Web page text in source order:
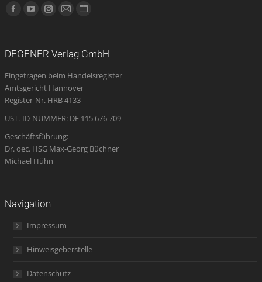
Finden Sie uns auf:
Facebook
new
window
YouTube
new
window
Instagram
new
window
E-
opens
in
new
Website
new
DEGENER Verlag GmbH
Eingetragen beim Handelsregister
Amtsgericht Hannover
Register-Nr. HRB 4133
UST.-ID-NUMMER: DE 115 676 709
Geschäftsführung:
Dr. oec. HSG Max-Georg Büchner
Michael Hühn
Navigation
Impressum
Hinweisgeberstelle
Datenschutz